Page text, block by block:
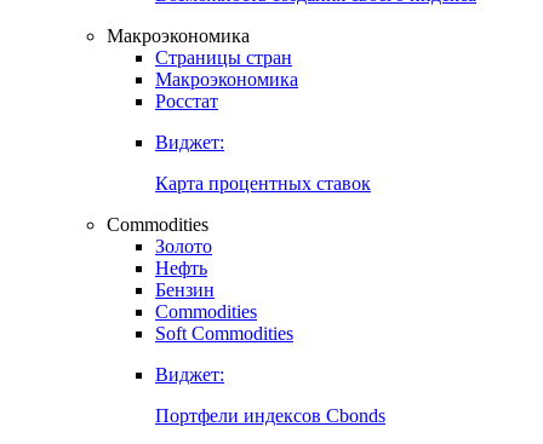
Макроэкономика
Страницы стран
Макроэкономика
Росстат
Виджет:
Карта процентных ставок
Commodities
Золото
Нефть
Бензин
Commodities
Soft Commodities
Виджет:
Портфели индексов Cbonds